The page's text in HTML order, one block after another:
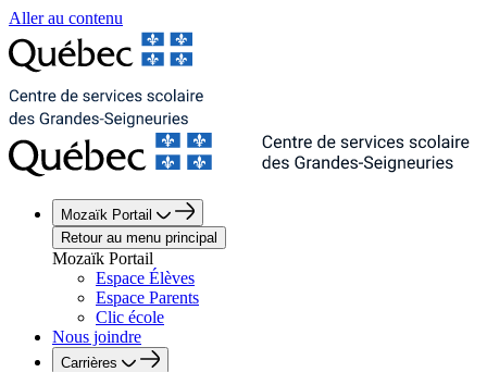
Aller au contenu
Mozaïk Portail
Retour au menu principal
Mozaïk Portail
Espace Élèves
Espace Parents
Clic école
Nous joindre
Carrières